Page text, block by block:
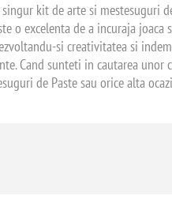
kit de arte si
o excelenta de a incuraja
si creativitatea si
Cand sunteti in cautarea
de Paste sau orice alta